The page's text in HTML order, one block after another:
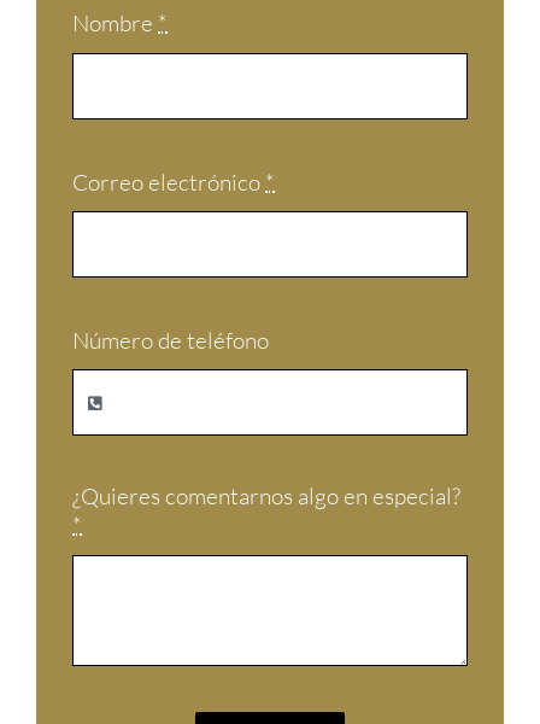
Nombre *
Correo electrónico *
Número de teléfono
¿Quieres comentarnos algo en especial?
*